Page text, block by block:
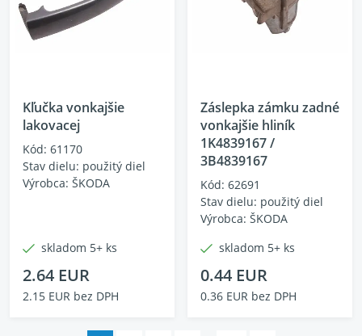
Kľučka vonkajšie
lakovacej
Kód: 61170
Stav dielu: použitý diel
Výrobca: ŠKODA
skladom 5+ ks
2.64 EUR
2.15 EUR bez DPH
Záslepka zámku zadné
vonkajšie hliník
1K4839167 /
3B4839167
Kód: 62691
Stav dielu: použitý diel
Výrobca: ŠKODA
skladom 5+ ks
0.44 EUR
0.36 EUR bez DPH